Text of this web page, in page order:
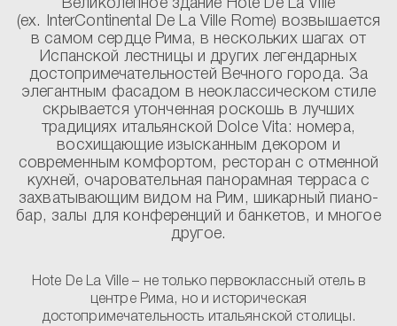
Великолепное здание Hote De La Ville
(ex. InterContinental De La Ville Rome) возвышается
в самом сердце Рима, в нескольких шагах от
Испанской лестницы и других легендарных
достопримечательностей Вечного города. За
элегантным фасадом в неоклассическом стиле
скрывается утонченная роскошь в лучших
традициях итальянской Dolce Vita: номера,
восхищающие изысканным декором и
современным комфортом, ресторан с отменной
кухней, очаровательная панорамная терраса с
захватывающим видом на Рим, шикарный пиано-
бар, залы для конференций и банкетов, и многое
другое.
Hote De La Ville – не только первоклассный отель в
центре Рима, но и историческая
достопримечательность итальянской столицы.